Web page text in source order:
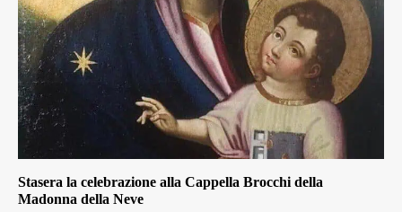
Stasera la celebrazione alla Cappella Brocchi della
Madonna della Neve